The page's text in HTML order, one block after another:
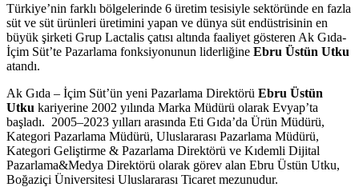
Türkiye’nin farklı bölgelerinde 6 üretim tesisiyle sektöründe en fazla
süt ve süt ürünleri üretimini yapan ve dünya süt endüstrisinin en
büyük şirketi Grup Lactalis çatısı altında faaliyet gösteren Ak Gıda-
İçim Süt’te Pazarlama fonksiyonunun liderliğine Ebru Üstün Utku
atandı.
Ak Gıda – İçim Süt’ün yeni Pazarlama Direktörü Ebru Üstün
Utku kariyerine 2002 yılında Marka Müdürü olarak Evyap’ta
başladı. 2005–2023 yılları arasında Eti Gıda’da Ürün Müdürü,
Kategori Pazarlama Müdürü, Uluslararası Pazarlama Müdürü,
Kategori Geliştirme & Pazarlama Direktörü ve Kıdemli Dijital
Pazarlama&Medya Direktörü olarak görev alan Ebru Üstün Utku,
Boğaziçi Üniversitesi Uluslararası Ticaret mezunudur.